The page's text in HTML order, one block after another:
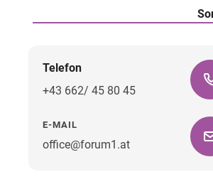
Telefon
+43 662/ 45 80 45
E-MAIL
office@forum1.at